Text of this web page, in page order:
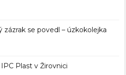
zázrak se povedl – úzkokolejka
Plast v Žirovnici